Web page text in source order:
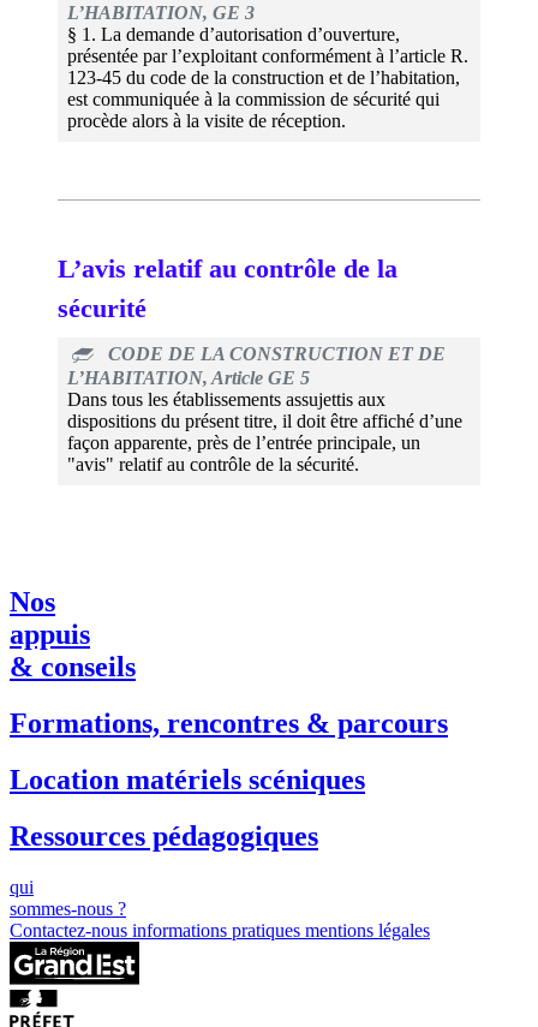
L’HABITATION, GE 3
§ 1. La demande d’autorisation d’ouverture,
présentée par l’exploitant conformément à l’article R.
123-45 du code de la construction et de l’habitation,
est communiquée à la commission de sécurité qui
procède alors à la visite de réception.
L’avis relatif au contrôle de la
sécurité
CODE DE LA CONSTRUCTION ET DE
L’HABITATION, Article GE 5
Dans tous les établissements assujettis aux
dispositions du présent titre, il doit être affiché d’une
façon apparente, près de l’entrée principale, un
"avis" relatif au contrôle de la sécurité.
Nos
appuis
& conseils
Formations, rencontres & parcours
Location matériels scéniques
Ressources pédagogiques
qui
sommes-nous ?
Contactez-nous informations pratiques mentions légales